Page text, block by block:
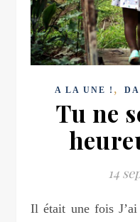
A LA UNE ! ,
Tu ne
14
Il était une fois J’ai commencé l’année dernière